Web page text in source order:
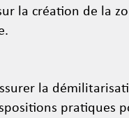
la création de la
la
pratiques